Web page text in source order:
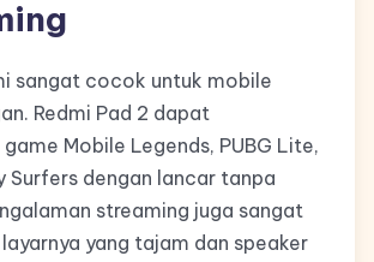
sangat cocok untuk mobile
Redmi Pad 2 dapat
Mobile Legends, PUBG Lite,
Surfers dengan lancar tanpa
streaming juga sangat
yang tajam dan speaker